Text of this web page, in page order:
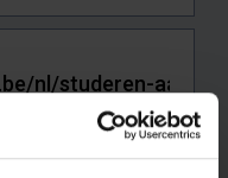
waar je de fout zag.